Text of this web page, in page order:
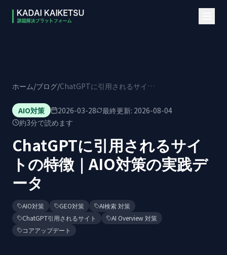
ホーム/ブログ/ ChatGPTに引用されるサイトの特徴｜AIO対策の実践データ
AIO対策 2026-03-28 最終更新: 2026-08-04
約3分で読めます
ChatGPTに引用されるサイ
トの特徴｜AIO対策の実践デ
ータ
AIO対策 GEO対策
AI検索 対策
ChatGPT引用されるサイト
AI Overview 対策
コアアップデート